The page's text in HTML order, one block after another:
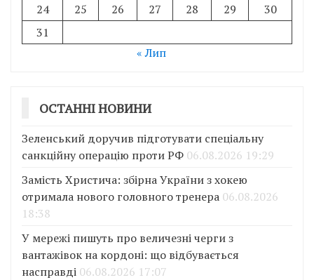
24
25 26 27 28 29
30
31
« Лип
ОСТАННІ НОВИНИ
Зеленський доручив підготувати спеціальну
санкційну операцію проти РФ 06.08.2026 19:29
Замість Христича: збірна України з хокею
отримала нового головного тренера 06.08.2026
18:38
У мережі пишуть про величезні черги з
вантажівок на кордоні: що відбувається
насправді 06.08.2026 17:07